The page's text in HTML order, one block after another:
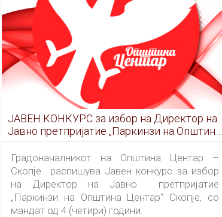
ЈАВЕН КОНКУРС за избор на Директор на
Јавно претпријатие „Паркинзи на Општина
Центар“ – Скопје
Градоначалникот на Општина Центар –
Скопје распишува Јавен конкурс за избор
на Директор на Јавно претпријатие
„Паркинзи на Општина Центар“ Скопје, со
мандат од 4 (четири) години.